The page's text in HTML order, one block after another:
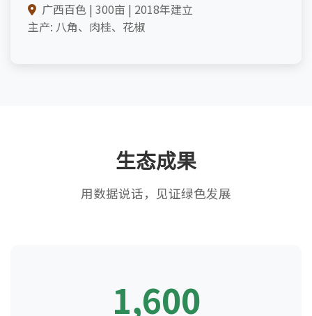
广西百色 | 300亩 | 2018年建立
主产: 八角、肉桂、花椒
生态成果
用数据说话，见证绿色发展
1,600